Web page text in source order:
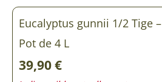
Eucalyptus gunnii 1/2 Tige –
Pot de 4 L
39,90€